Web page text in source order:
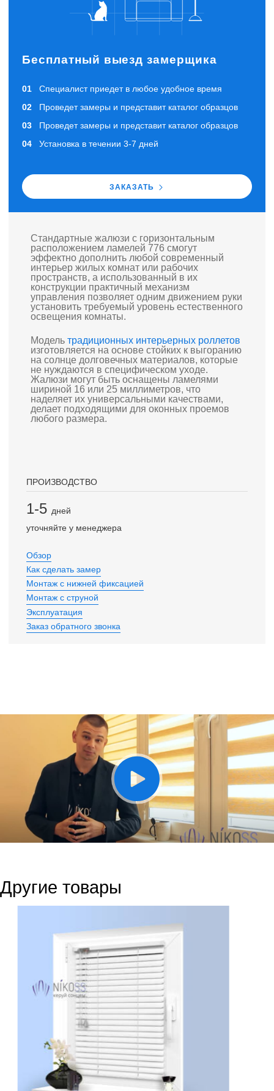
Стандартные жалюзи с горизонтальным
расположением ламелей 776 смогут
эффектно дополнить любой современный
интерьер жилых комнат или рабочих
пространств, а использованный в их
конструкции практичный механизм
управления позволяет одним движением руки
установить требуемый уровень естественного
освещения комнаты.
Модельтрадиционных интерьерных роллетов
изготовляется на основе стойких к выгоранию
на солнце долговечных материалов, которые
не нуждаются в специфическом уходе.
Жалюзи могут быть оснащены ламелями
шириной 16 или 25 миллиметров, что
наделяет их универсальными качествами,
делает подходящими для оконных проемов
любого размера.
ПРОИЗВОДСТВО
1-5 дней
уточняйте у менеджера
Обзор
Как сделать замер
Монтаж с нижней фиксацией
Монтаж с струной
Эксплуатация
Заказ обратного звонка
Бесплатный выезд замерщика
Специалист приедет в любое удобное время
Проведет замеры и представит каталог образцов
Проведет замеры и представит каталог образцов
Установка в течении 3-7 дней
ЗАКАЗАТЬ
Другие товары